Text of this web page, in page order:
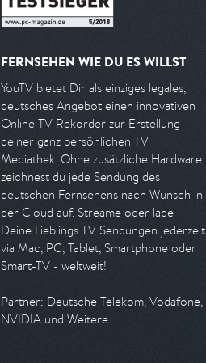
FERNSEHEN WIE DU ES WILLST
YouTV bietet Dir als einziges legales,
deutsches Angebot einen innovativen
Online TV Rekorder zur Erstellung
deiner ganz persönlichen TV
Mediathek. Ohne zusätzliche Hardware
zeichnest du jede Sendung des
deutschen Fernsehens nach Wunsch in
der Cloud auf. Streame oder lade
Deine Lieblings TV Sendungen jederzeit
via Mac, PC, Tablet, Smartphone oder
Smart-TV - weltweit!
Partner: Deutsche Telekom, Vodafone,
NVIDIA und Weitere.